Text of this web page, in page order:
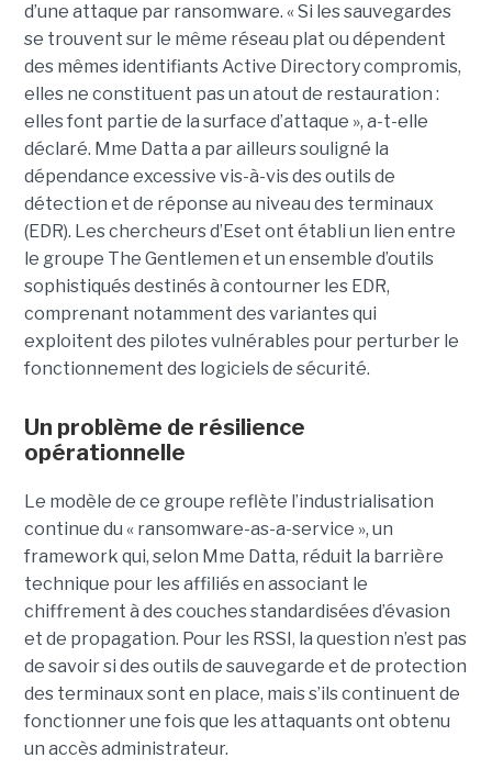
d’une attaque par ransomware. « Si les sauvegardes
se trouvent sur le même réseau plat ou dépendent
des mêmes identifiants Active Directory compromis,
elles ne constituent pas un atout de restauration :
elles font partie de la surface d’attaque », a-t-elle
déclaré. Mme Datta a par ailleurs souligné la
dépendance excessive vis-à-vis des outils de
détection et de réponse au niveau des terminaux
(EDR). Les chercheurs d’Eset ont établi un lien entre
le groupe The Gentlemen et un ensemble d’outils
sophistiqués destinés à contourner les EDR,
comprenant notamment des variantes qui
exploitent des pilotes vulnérables pour perturber le
fonctionnement des logiciels de sécurité.
Un problème de résilience
opérationnelle
Le modèle de ce groupe reflète l’industrialisation
continue du « ransomware-as-a-service », un
framework qui, selon Mme Datta, réduit la barrière
technique pour les affiliés en associant le
chiffrement à des couches standardisées d’évasion
et de propagation. Pour les RSSI, la question n’est pas
de savoir si des outils de sauvegarde et de protection
des terminaux sont en place, mais s’ils continuent de
fonctionner une fois que les attaquants ont obtenu
un accès administrateur.